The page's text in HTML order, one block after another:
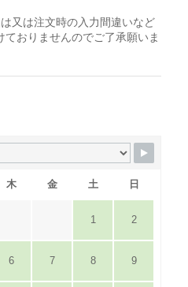
又は注文時の入力間違いなど
おりませんのでご了承願いま
木 金 土 日
1 2
6 7 8 9